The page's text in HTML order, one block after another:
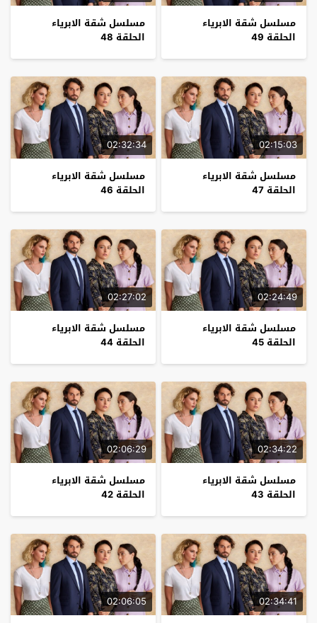
مسلسل شقة الابرياء
الحلقة 49
مسلسل شقة الابرياء
الحلقة 48
02:15:03
مسلسل شقة الابرياء
الحلقة 47
02:32:34
مسلسل شقة الابرياء
الحلقة 46
02:24:49
مسلسل شقة الابرياء
الحلقة 45
02:27:02
مسلسل شقة الابرياء
الحلقة 44
02:34:22
مسلسل شقة الابرياء
الحلقة 43
02:06:29
مسلسل شقة الابرياء
الحلقة 42
02:34:41
02:06:05